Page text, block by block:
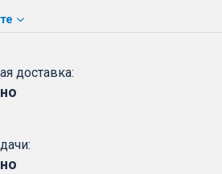
доставка: